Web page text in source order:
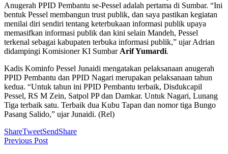
Anugerah PPID Pembantu se-Pessel adalah pertama di Sumbar. “Ini
bentuk Pessel membangun trust publik, dan saya pastikan kegiatan
menilai diri sendiri tentang keterbukaan informasi publik upaya
memasifkan informasi publik dan kini selain Mandeh, Pessel
terkenal sebagai kabupaten terbuka informasi publik,” ujar Adrian
didampingi Komisioner KI Sumbar Arif Yumardi.
Kadis Kominfo Pessel Junaidi mengatakan pelaksanaan anugerah
PPID Pembantu dan PPID Nagari merupakan pelaksanaan tahun
kedua. “Untuk tahun ini PPID Pembantu terbaik, Disdukcapil
Pessel, RS M Zein, Satpol PP dan Damkar. Untuk Nagari, Lunang
Tiga terbaik satu. Terbaik dua Kubu Tapan dan nomor tiga Bungo
Pasang Salido,” ujar Junaidi. (Rel)
ShareTweetSendShare
Previous Post